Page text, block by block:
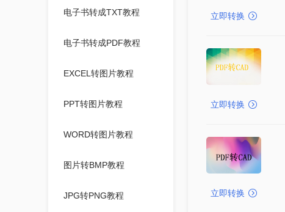
电子书转成TXT教程
电子书转成PDF教程
EXCEL转图片教程
PPT转图片教程
WORD转图片教程
图片转BMP教程
JPG转PNG教程
立即转换
立即转换
立即转换